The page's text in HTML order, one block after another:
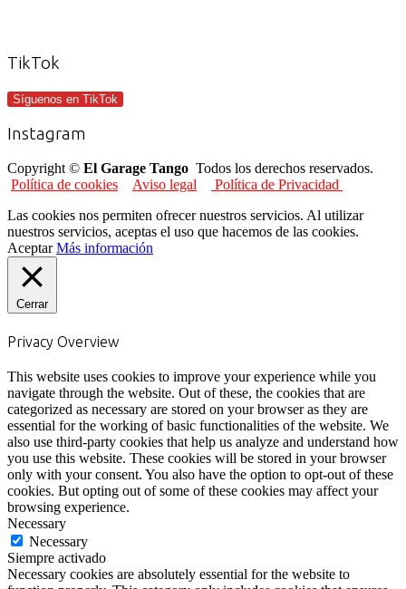
TikTok
Síguenos en TikTok
Instagram
Copyright © El Garage Tango Todos los derechos reservados.
Política de cookies
Aviso legal
Política de Privacidad
Las cookies nos permiten ofrecer nuestros servicios. Al utilizar
nuestros servicios, aceptas el uso que hacemos de las cookies.
Aceptar Más información
Cerrar
Privacy Overview
This website uses cookies to improve your experience while you
navigate through the website. Out of these, the cookies that are
categorized as necessary are stored on your browser as they are
essential for the working of basic functionalities of the website. We
also use third-party cookies that help us analyze and understand how
you use this website. These cookies will be stored in your browser
only with your consent. You also have the option to opt-out of these
cookies. But opting out of some of these cookies may affect your
browsing experience.
Necessary
Necessary
Siempre activado
Necessary cookies are absolutely essential for the website to